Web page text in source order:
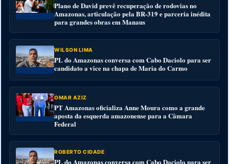
Plano de David prevê recuperação de rodovias no
Amazonas, articulação pela BR-319 e parceria inédita
para grandes obras em Manaus
WILSON LIMA
PL do Amazonas conversa com Cabo Daciolo para ser
candidato a vice na chapa de Maria do Carmo
OMAR AZIZ
PT Amazonas oficializa Anne Moura como a grande
aposta da esquerda amazonense para a Câmara
Federal
ROBERTO CIDADE
PL do Amazonas conversa com Cabo Daciolo para ser